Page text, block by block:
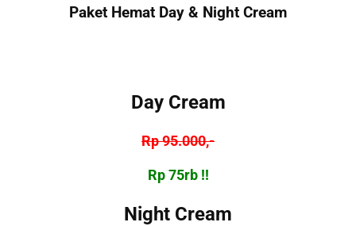
Paket Hemat Day & Night Cream
Day Cream
Rp 95.000,-
Rp 75rb !!
Night Cream